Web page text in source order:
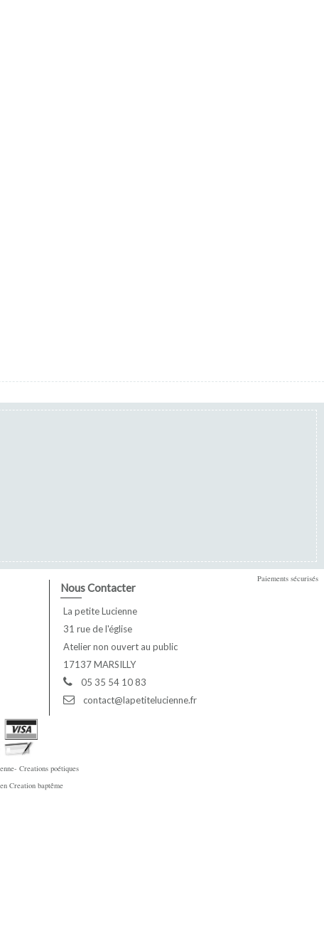
Nous Contacter
La petite Lucienne
31 rue de l'église
Atelier non ouvert au public
17137 MARSILLY
05 35 54 10 83
contact@lapetitelucienne.fr
Paiements sécurisés
Creations poétiques
Creation baptême